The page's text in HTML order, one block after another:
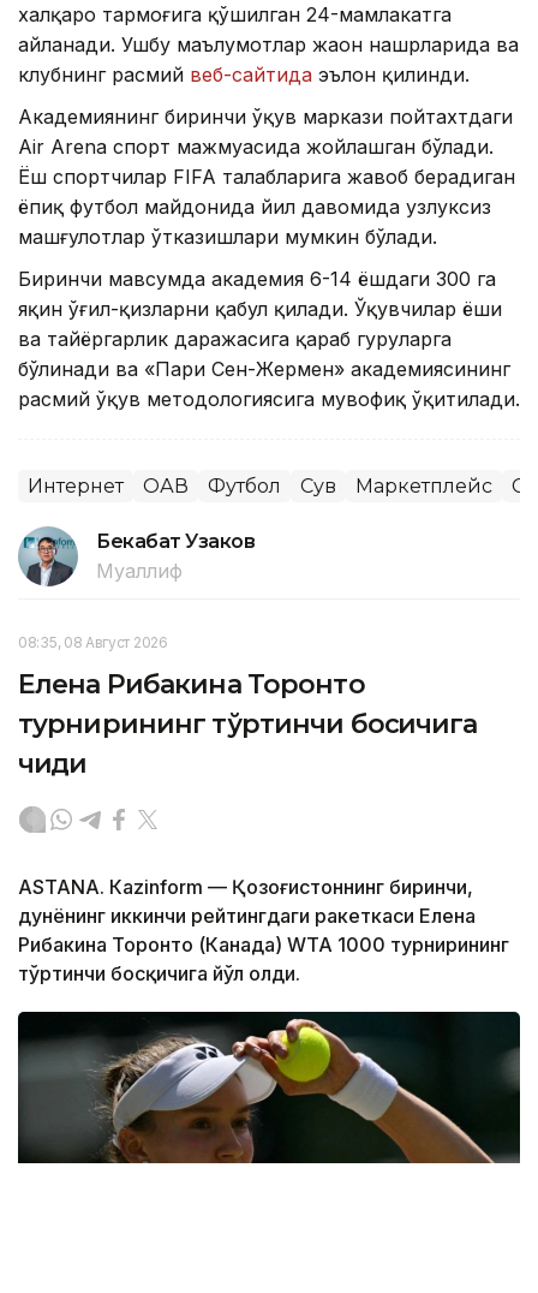
халқаро тармоғига қўшилган 24-мамлакатга
айланади. Ушбу маълумотлар жаҳон нашрларида ва
клубнинг расмий веб-сайтида эълон қилинди.
Академиянинг биринчи ўқув маркази пойтахтдаги
Air Arena спорт мажмуасида жойлашган бўлади.
Ёш спортчилар FIFA талабларига жавоб берадиган
ёпиқ футбол майдонида йил давомида узлуксиз
машғулотлар ўтказишлари мумкин бўлади.
Биринчи мавсумда академия 6-14 ёшдаги 300 га
яқин ўғил-қизларни қабул қилади. Ўқувчилар ёши
ва тайёргарлик даражасига қараб гуруҳларга
бўлинади ва «Пари Сен-Жермен» академиясининг
расмий ўқув методологиясига мувофиқ ўқитилади.
Интернет ОАВ Футбол Сув Маркетплейс
Бекабат Узаков
Муаллиф
08:35, 08 Август 2026
Елена Рибакина Торонто
турнирининг тўртинчи босқичига
чиқди
ASTANА. Кazinform — Қозоғистоннинг биринчи,
дунёнинг иккинчи рейтингдаги ракеткаси Елена
Рибакина Торонто (Канада) WТА 1000 турнирининг
тўртинчи босқичига йўл олди.